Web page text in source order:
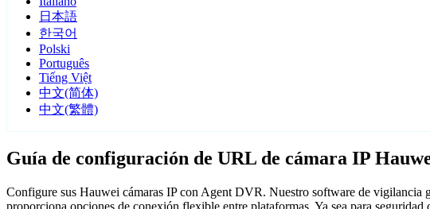
日本語
한국어
Polski
Português
Tiếng Việt
中文(简体)
中文(繁體)
Guía de configuración de URL de cámara IP
Configure sus Hauwei cámaras IP con Agent DVR. Nuestro software de